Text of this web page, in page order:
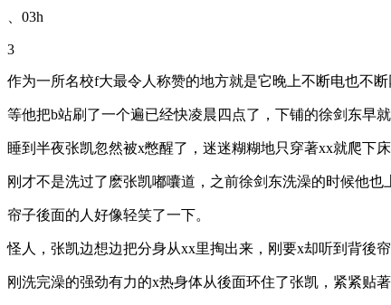
、03h
3
作为一所名校f大最令人称赞的地方就是它晚上不断电也不
等他把b站刷了一个遍已经快凌晨四点了，下铺的徐剑东早
睡到半夜张凯忽然被x憋醒了，迷迷糊糊地只穿著xx就爬下
刚才不是洗过了麽张凯嘟囔道，之前徐剑东洗澡的时候他也
帘子後面的人好像轻笑了一下。
怪人，张凯边想边把分身从xx里掏出来，刚要x却听到背後帘
刚洗完澡的强劲有力的x热身体从後面环住了张凯，紧紧贴